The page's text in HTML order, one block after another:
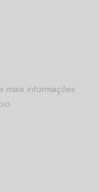
mais informações